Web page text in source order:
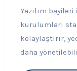
Yazılım
kurulumları
kolaylaştırır,
daha